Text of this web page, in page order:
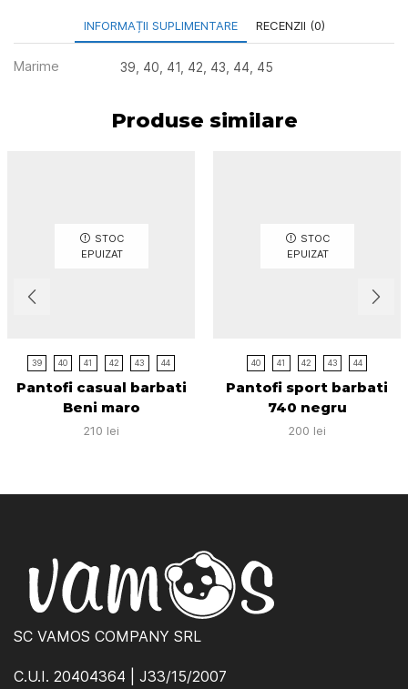
INFORMAȚII SUPLIMENTARE RECENZII (0)
Marime 39, 40, 41, 42, 43, 44, 45
Produse similare
STOC
EPUIZAT
39 40 41 42 43 44
Pantofi casual barbati
Beni maro
210 lei
STOC
EPUIZAT
40 41 42 43 44
Pantofi sport barbati
740 negru
200 lei
SC VAMOS COMPANY SRL
C.U.I. 20404364 | J33/15/2007